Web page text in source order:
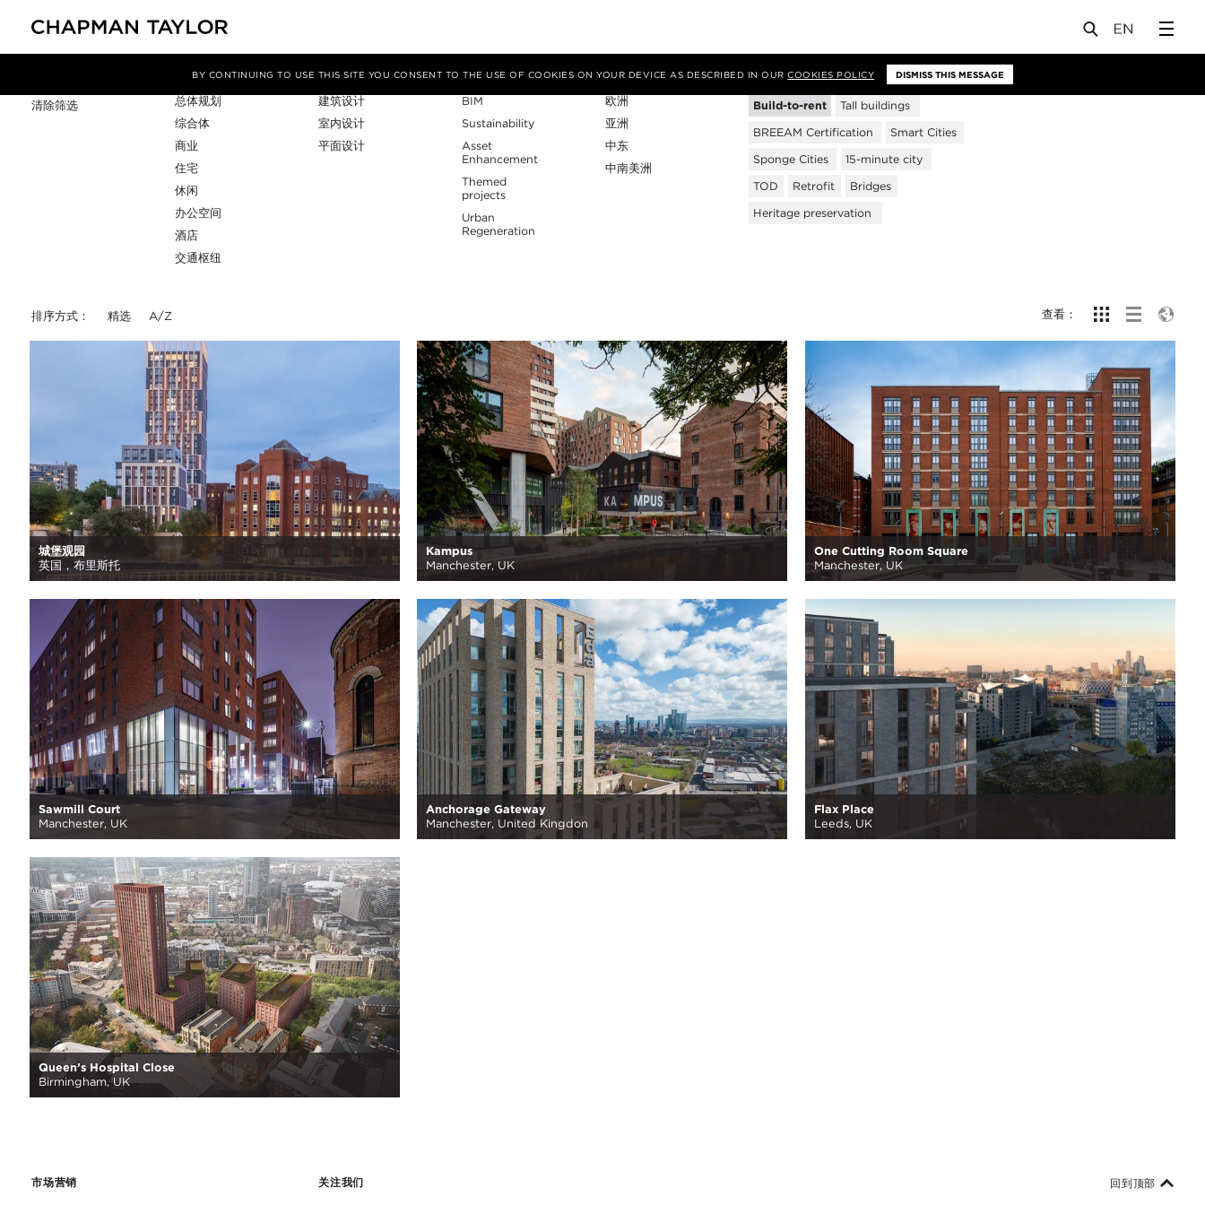
BY CONTINUING TO USE THIS SITE YOU CONSENT TO THE USE OF COOKIES ON YOUR DEVICE AS DESCRIBED IN OURCOOKIES POLICY DISMISS THIS MESSAGE
清除筛选
项目类型
总体规划
综合体
商业
住宅
休闲
办公空间
酒店
交通枢纽
服务
建筑设计
室内设计
平面设计
专业性
BIM
Sustainability
Asset
Enhancement
Themed
projects
Urban
Regeneration
地区
欧洲
亚洲
中东
中南美洲
Tags
Build-to-rent
Tall buildings
BREEAM Certification
Smart Cities
Sponge Cities
15-minute city
TOD
Retrofit
Bridges
Heritage preservation
排序方式： 精选 A/Z 查看：
城堡观园
英国，布里斯托
Kampus
Manchester, UK
One Cutting Room Square
Manchester, UK
Sawmill Court
Manchester, UK
Anchorage Gateway
Manchester, United Kingdon
Flax Place
Leeds, UK
Queen’s Hospital Close
Birmingham, UK
市场营销 关注我们 回到顶部